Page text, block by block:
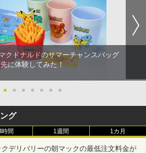
クドナルドのサマーチャンスバッグ
に体験してみた！
● ● ● ● ● ● ●
グ
時間 1週間 1カ月
デリバリーの朝マックの最低注文料金が